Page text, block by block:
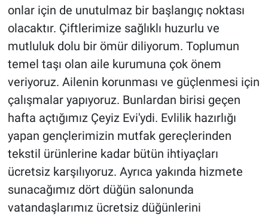
onlar için de unutulmaz bir başlangıç noktası
olacaktır. Çiftlerimize sağlıklı huzurlu ve
mutluluk dolu bir ömür diliyorum. Toplumun
temel taşı olan aile kurumuna çok önem
veriyoruz. Ailenin korunması ve güçlenmesi için
çalışmalar yapıyoruz. Bunlardan birisi geçen
hafta açtığımız Çeyiz Evi'ydi. Evlilik hazırlığı
yapan gençlerimizin mutfak gereçlerinden
tekstil ürünlerine kadar bütün ihtiyaçları
ücretsiz karşılıyoruz. Ayrıca yakında hizmete
sunacağımız dört düğün salonunda
vatandaşlarımız ücretsiz düğünlerini